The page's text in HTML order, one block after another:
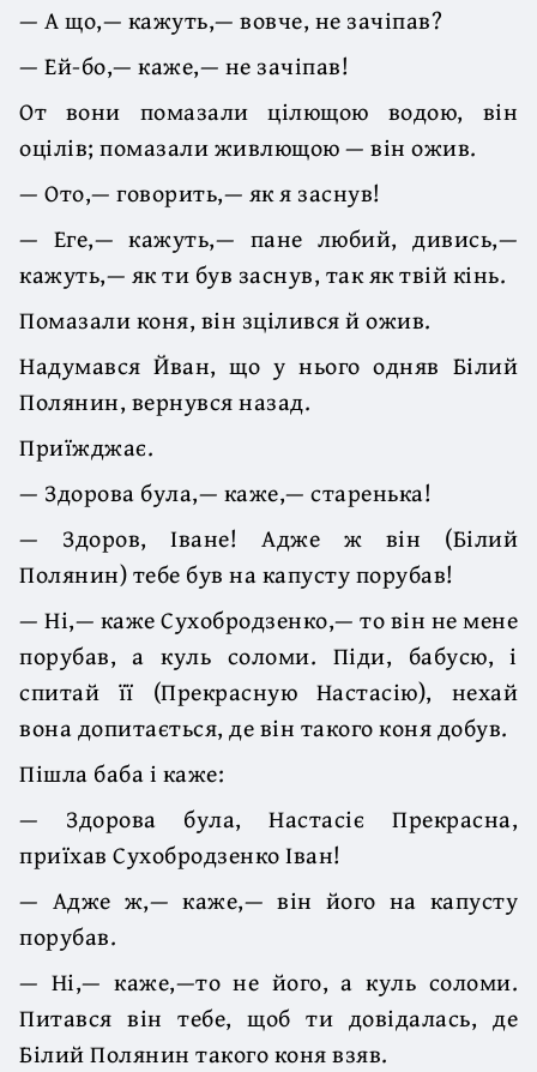
— А що,— кажуть,— вовче, не зачіпав?
— Ей-бо,— каже,— не зачіпав!
От вони помазали цілющою водою, він
оцілів; помазали живлющою — він ожив.
— Ото,— говорить,— як я заснув!
— Еге,— кажуть,— пане любий, дивись,—
кажуть,— як ти був заснув, так як твій кінь.
Помазали коня, він зцілився й ожив.
Надумався Йван, що у нього одняв Білий
Полянин, вернувся назад.
Приїжджає.
— Здорова була,— каже,— старенька!
— Здоров, Іване! Адже ж він (Білий
Полянин) тебе був на капусту порубав!
— Ні,— каже Сухобродзенко,— то він не мене
порубав, а куль соломи. Піди, бабусю, і
спитай її (Прекрасную Настасію), нехай
вона допитається, де він такого коня добув.
Пішла баба і каже:
— Здорова була, Настасіє Прекрасна,
приїхав Сухобродзенко Іван!
— Адже ж,— каже,— він його на капусту
порубав.
— Ні,— каже,—то не його, а куль соломи.
Питався він тебе, щоб ти довідалась, де
Білий Полянин такого коня взяв.